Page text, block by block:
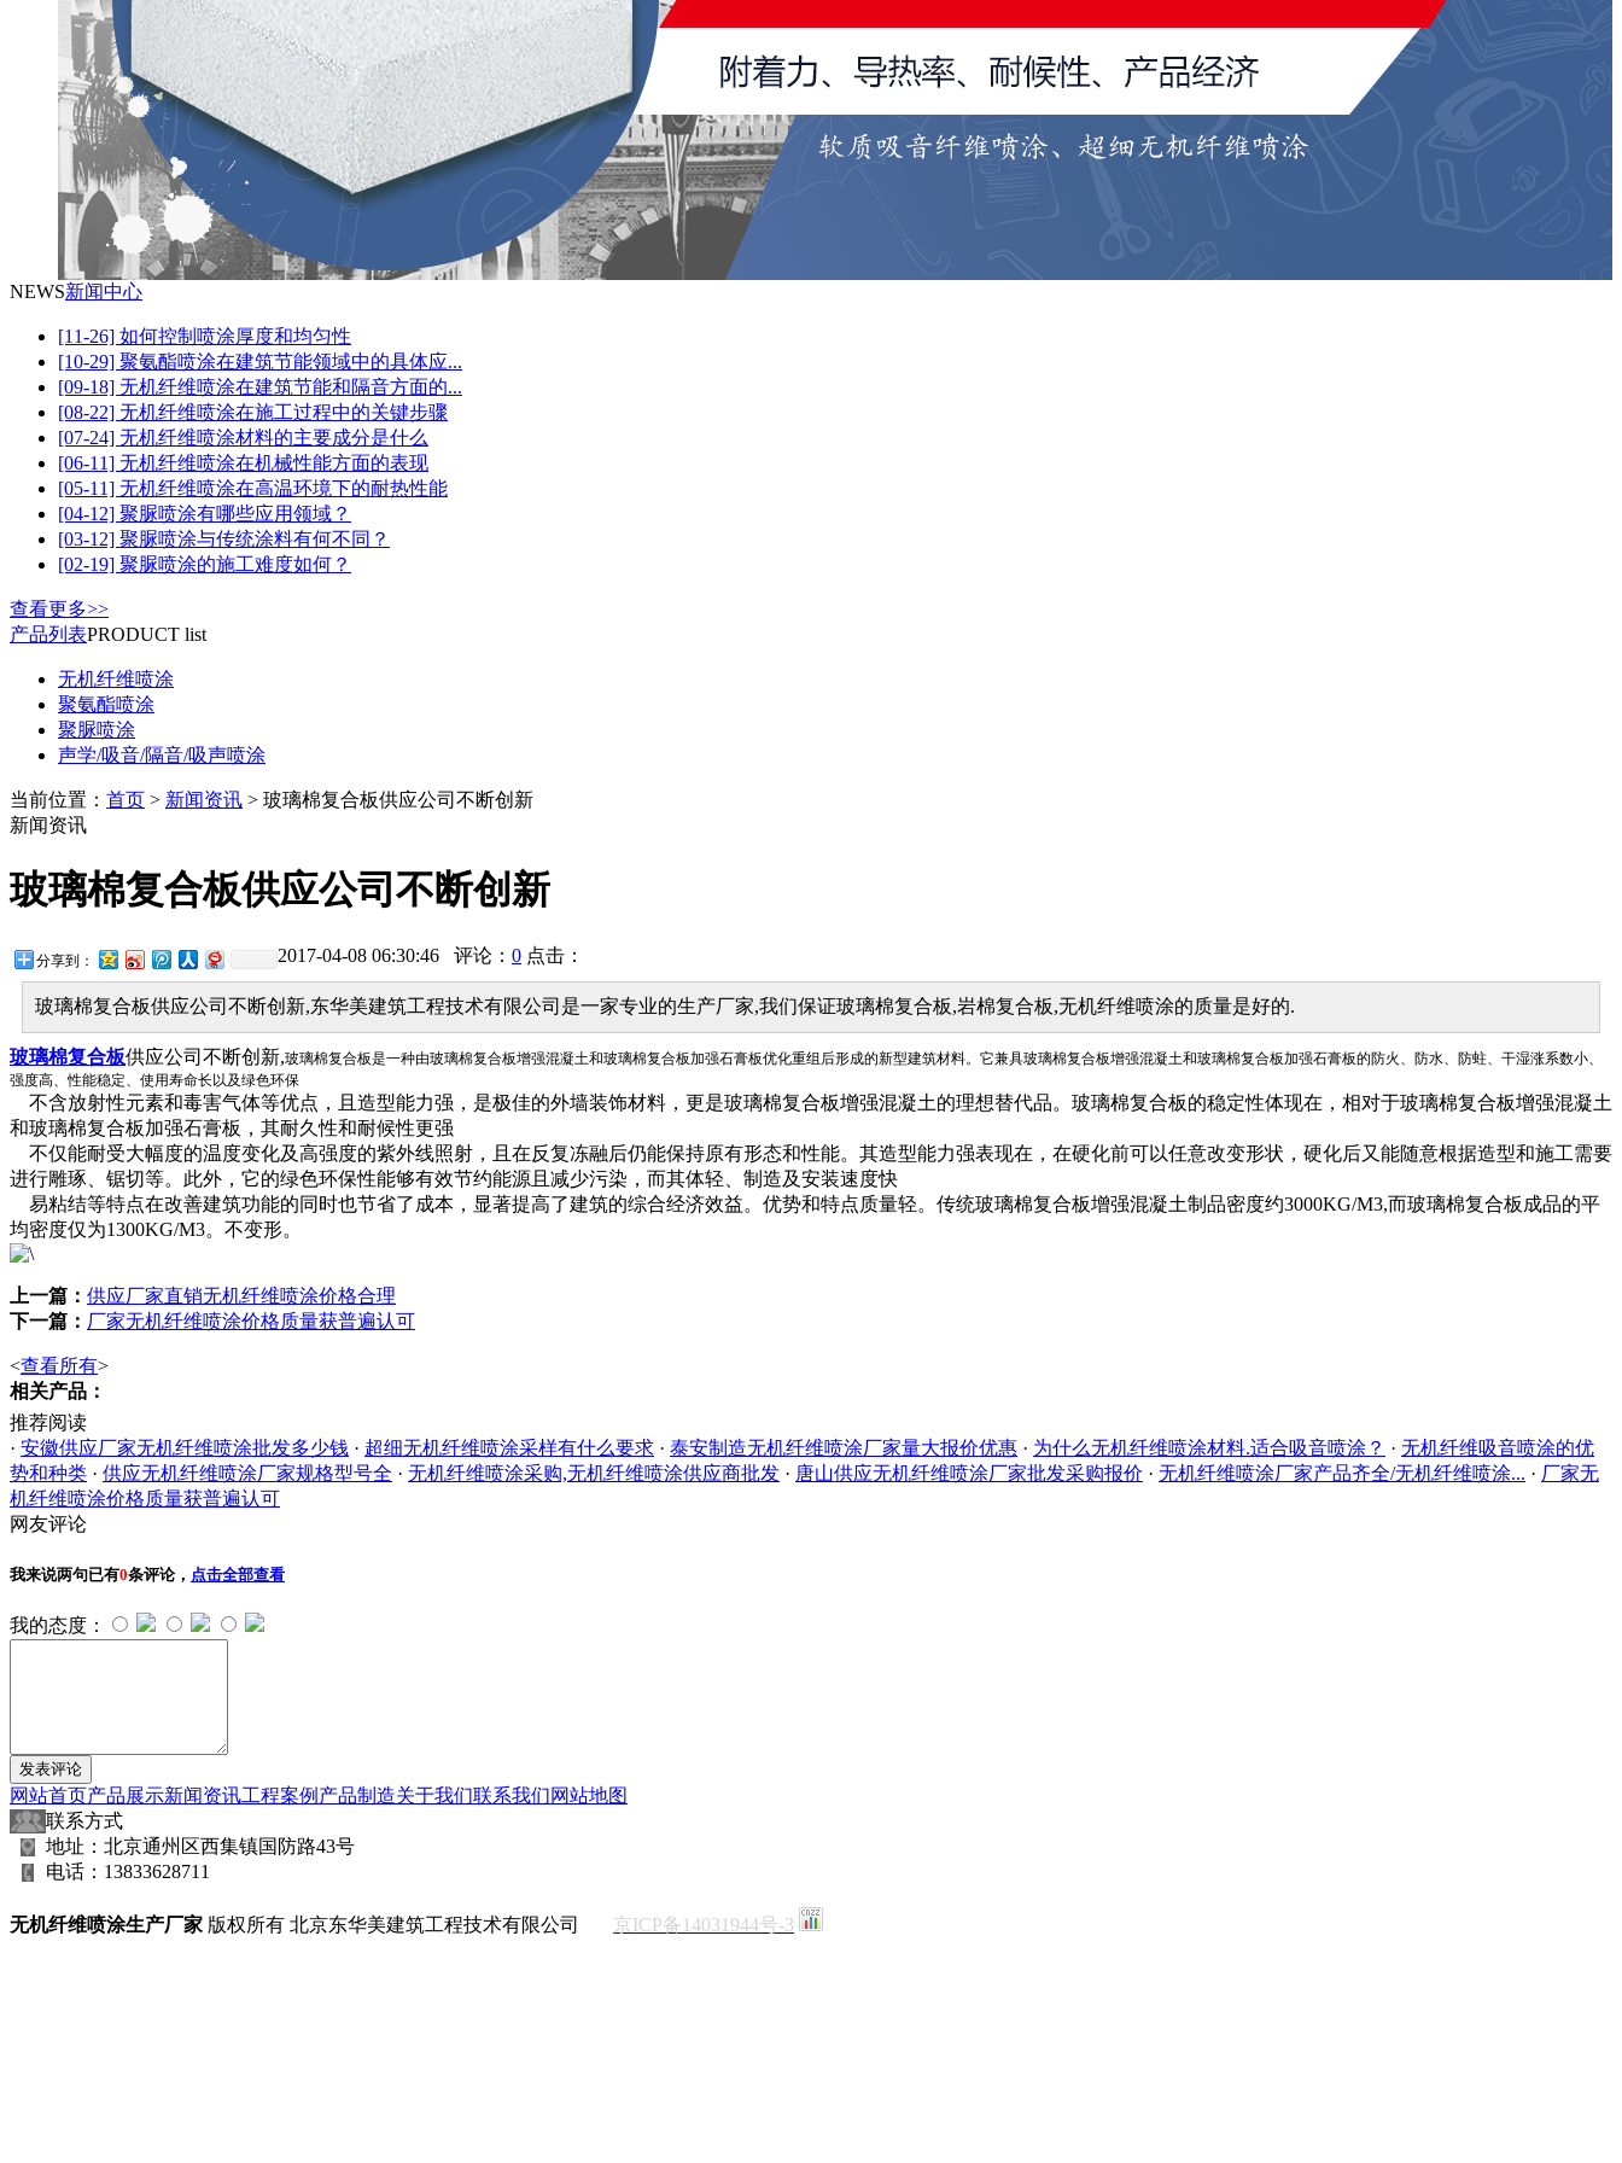
NEWS新闻中心
[11-26] 如何控制喷涂厚度和均匀性
[10-29] 聚氨酯喷涂在建筑节能领域中的具体应...
[09-18] 无机纤维喷涂在建筑节能和隔音方面的...
[08-22] 无机纤维喷涂在施工过程中的关键步骤
[07-24] 无机纤维喷涂材料的主要成分是什么
[06-11] 无机纤维喷涂在机械性能方面的表现
[05-11] 无机纤维喷涂在高温环境下的耐热性能
[04-12] 聚脲喷涂有哪些应用领域？
[03-12] 聚脲喷涂与传统涂料有何不同？
[02-19] 聚脲喷涂的施工难度如何？
查看更多>>
产品列表PRODUCT list
无机纤维喷涂
聚氨酯喷涂
聚脲喷涂
声学/吸音/隔音/吸声喷涂
当前位置： 首页 > 新闻资讯 > 玻璃棉复合板供应公司不断创新
新闻资讯
玻璃棉复合板供应公司不断创新
分享到： 2017-04-08 06:30:46 评论： 0 点击：
玻璃棉复合板供应公司不断创新,东华美建筑工程技术有限公司是一家专业的生产厂家,我们保证玻璃棉复合板,岩棉复合板,无机纤维喷涂的质量是好的.
玻璃棉复合板供应公司不断创新,玻璃棉复合板是一种由玻璃棉复合板增强混凝土和玻璃棉复合板加强石膏板优化重组后形成的新型建筑材料。它兼具玻璃棉复合板增强混凝土和玻璃棉复合板加强石膏板的防火、防水、防蛀、干湿涨系数小、
强度高、性能稳定、使用寿命长以及绿色环保
不含放射性元素和毒害气体等优点，且造型能力强，是极佳的外墙装饰材料，更是玻璃棉复合板增强混凝土的理想替代品。玻璃棉复合板的稳定性体现在，相对于玻璃棉复合板增强混凝土
和玻璃棉复合板加强石膏板，其耐久性和耐候性更强
不仅能耐受大幅度的温度变化及高强度的紫外线照射，且在反复冻融后仍能保持原有形态和性能。其造型能力强表现在，在硬化前可以任意改变形状，硬化后又能随意根据造型和施工需要
进行雕琢、锯切等。此外，它的绿色环保性能够有效节约能源且减少污染，而其体轻、制造及安装速度快
易粘结等特点在改善建筑功能的同时也节省了成本，显著提高了建筑的综合经济效益。优势和特点质量轻。传统玻璃棉复合板增强混凝土制品密度约3000KG/M3,而玻璃棉复合板成品的平
均密度仅为1300KG/M3。不变形。
上一篇： 供应厂家直销无机纤维喷涂价格合理
下一篇： 厂家无机纤维喷涂价格质量获普遍认可
<查看所有>
相关产品：
推荐阅读
· 安徽供应厂家无机纤维喷涂批发多少钱 · 超细无机纤维喷涂采样有什么要求 · 泰安制造无机纤维喷涂厂家量大报价优惠 · 为什么无机纤维喷涂材料.适合吸音喷涂？ · 无机纤维吸音喷涂的优
势和种类 · 供应无机纤维喷涂厂家规格型号全 · 无机纤维喷涂采购,无机纤维喷涂供应商批发 · 唐山供应无机纤维喷涂厂家批发采购报价 · 无机纤维喷涂厂家产品齐全/无机纤维喷涂... · 厂家无
机纤维喷涂价格质量获普遍认可
网友评论
我来说两句已有0条评论， 点击全部查看
我的态度：
网站首页产品展示新闻资讯工程案例 产品制造关于我们联系我们网站地图
联系方式
地址：北京通州区西集镇国防路43号
电话：13833628711
无机纤维喷涂生产厂家 版权所有 北京东华美建筑工程技术有限公司 京ICP备14031944号-3